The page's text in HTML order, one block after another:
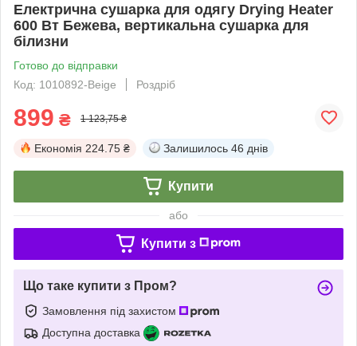
Електрична сушарка для одягу Drying Heater
600 Вт Бежева, вертикальна сушарка для
білизни
Готово до відправки
Код: 1010892-Beige
Роздріб
899 ₴ 1 123,75 ₴
Економія 224.75 ₴ Залишилось 46 днів
Купити
або
Купити з
Що таке купити з Пром?
Замовлення під захистом
Доступна доставка